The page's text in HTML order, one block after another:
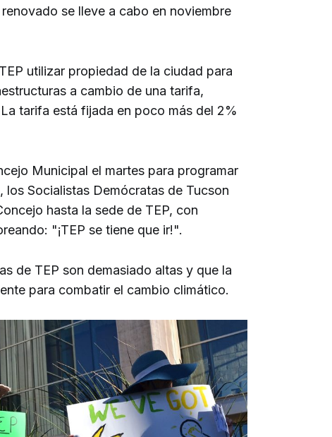
se lleve a cabo en noviembre
utilizar propiedad de la ciudad para
a cambio de una tarifa,
tarifa está fijada en poco más del 2%
Municipal el martes para programar
los Socialistas Demócratas de Tucson
hasta la sede de TEP, con
"¡TEP se tiene que ir!".
de TEP son demasiado altas y que la
para combatir el cambio climático.